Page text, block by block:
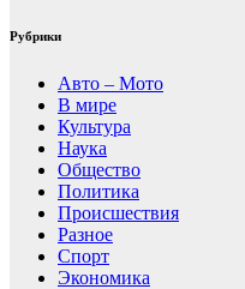
Рубрики
Авто – Мото
В мире
Культура
Наука
Общество
Политика
Происшествия
Разное
Спорт
Экономика